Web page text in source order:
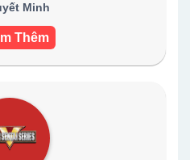
Minh
Thêm